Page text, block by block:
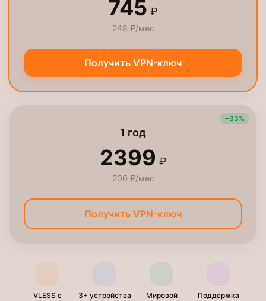
745 ₽
248 ₽/мес
Получить VPN-ключ
−33%
1 год
2399 ₽
200 ₽/мес
Получить VPN-ключ
VLESS с
3+ устройства
Мировой
Поддержка